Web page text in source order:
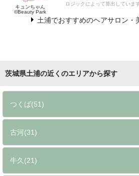
キュンちゃん
©Beauty Park
ロジックによって算出しています
土浦でおすすめのヘアサロン・
茨城県土浦の近くのエリアから探す
つくば(51)
古河(31)
牛久(21)